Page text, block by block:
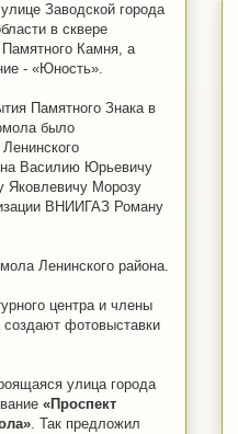
Заводской города
в сквере
Камня, а
- «Юность».
Памятного Знака в
было
Василию Юрьевичу
Яковлевичу Морозу
ВНИИГАЗ Роману
Ленинского района.
центра и члены
создают фотовыставки
улица города
«Проспект
. Так предложил